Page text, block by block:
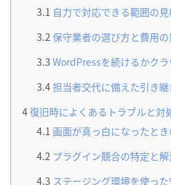
3.1 自力で対応できる範囲の
3.2 保守業者の選び方と費用
3.3 WordPressを続けるかク
3.4担当者交代に備えた引き
4復旧時によくあるトラブルと対
4.1 画面が真っ白になったと
4.2 プラグイン競合の特定と
4.3 ステージング環境を使っ